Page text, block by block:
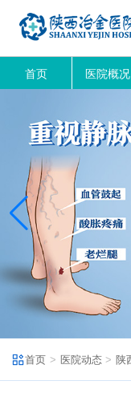
首页 医院概况
首页 医院动态